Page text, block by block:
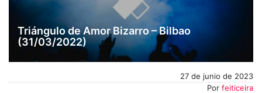
Triángulo de Amor Bizarro – Bilbao
(31/03/2022)
27 de junio de 2023
Por feiticeira